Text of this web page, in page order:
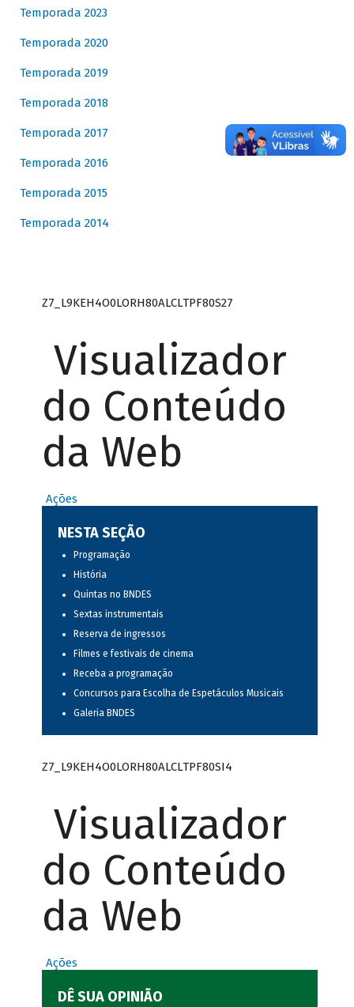
Temporada 2023
Temporada 2020
Temporada 2019
Temporada 2018
Temporada 2017
Temporada 2016
Temporada 2015
Temporada 2014
Z7_L9KEH4O0LORH80ALCLTPF80S27
Visualizador
do Conteúdo
da Web
Ações
NESTA SEÇÃO
Programação
História
Quintas no BNDES
Sextas instrumentais
Reserva de ingressos
Filmes e festivais de cinema
Receba a programação
Concursos para Escolha de Espetáculos Musicais
Galeria BNDES
Z7_L9KEH4O0LORH80ALCLTPF80SI4
Visualizador
do Conteúdo
da Web
Ações
DÊ SUA OPINIÃO